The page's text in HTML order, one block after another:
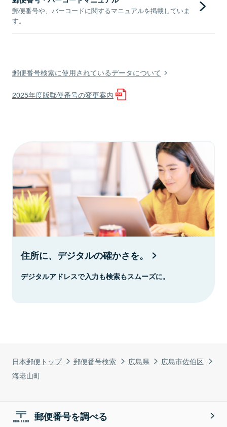
日本郵便トップ 郵便番号検索 広島県
広島市佐伯区
海老山町
郵便番号や、バーコードに関するマニュアルを掲載していま
す。
郵便番号検索に使用されているデータについて
2025年度版郵便番号の変更案内
住所に、デジタルの確かさを。
デジタルアドレスで入力も検索もスムーズに。
郵便番号を調べる